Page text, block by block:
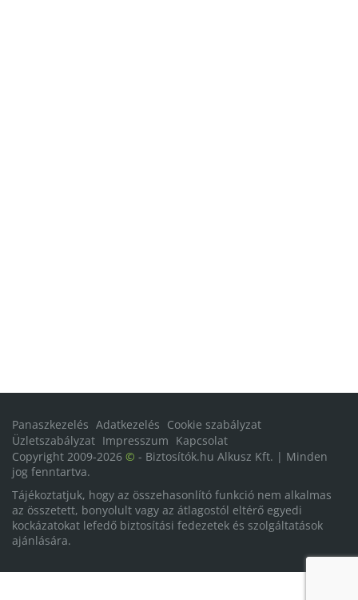
Panaszkezelés Adatkezelés Cookie szabályzat
Üzletszabályzat Impresszum Kapcsolat
Copyright 2009-2026 © - Biztosítók.hu Alkusz Kft. | Minden
jog fenntartva.
Tájékoztatjuk, hogy az összehasonlító funkció nem alkalmas
az összetett, bonyolult vagy az átlagostól eltérő egyedi
kockázatokat lefedő biztosítási fedezetek és szolgáltatások
ajánlására.